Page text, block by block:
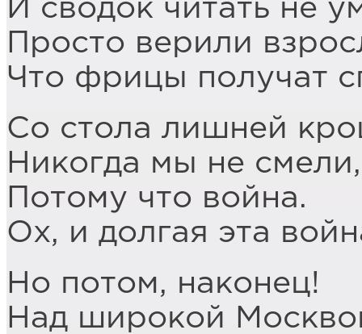
И сводок читать не
Просто верили
Что фрицы получат
Со стола лишней
Никогда мы не смели,
Потому что война.
Ох, и долгая эта
Но потом, наконец!
Над широкой